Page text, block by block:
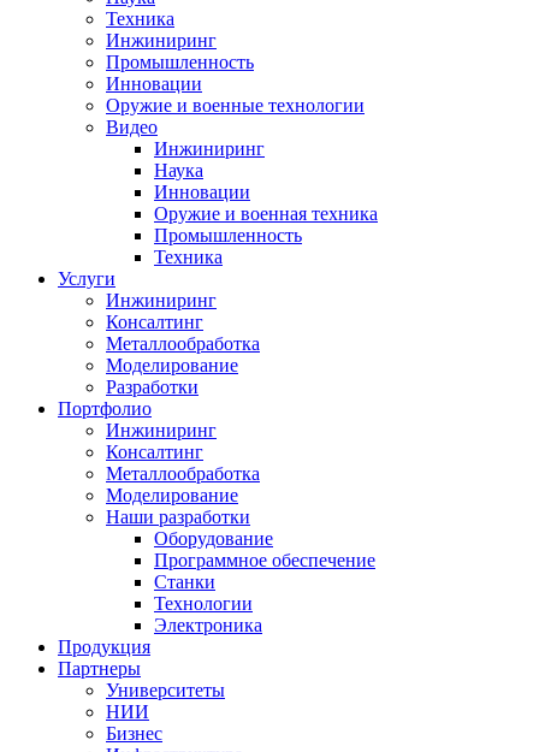
Техника
Инжиниринг
Промышленность
Инновации
Оружие и военные технологии
Видео
Инжиниринг
Наука
Инновации
Оружие и военная техника
Промышленность
Техника
Услуги
Инжиниринг
Консалтинг
Металлообработка
Моделирование
Разработки
Портфолио
Инжиниринг
Консалтинг
Металлообработка
Моделирование
Наши разработки
Оборудование
Программное обеспечение
Станки
Технологии
Электроника
Продукция
Партнеры
Университеты
НИИ
Бизнес